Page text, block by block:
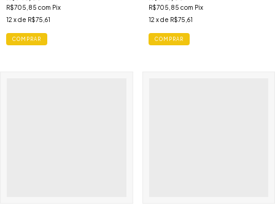
12 x deR$75,61
12x deR$75,61